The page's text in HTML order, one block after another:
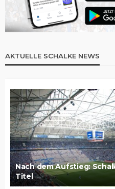
AKTUELLE SCHALKE NEWS
Nach dem Aufstieg:
Titel